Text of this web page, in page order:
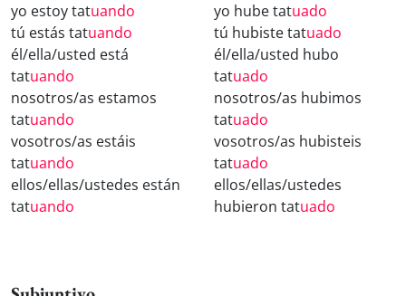
yo estoy tatuando
tú estás tatuando
él/ella/usted está
tatuando
nosotros/as estamos
tatuando
vosotros/as estáis
tatuando
ellos/ellas/ustedes están
tatuando
yo hube tatuado
tú hubiste tatuado
él/ella/usted hubo
tatuado
nosotros/as hubimos
tatuado
vosotros/as hubisteis
tatuado
ellos/ellas/ustedes
hubieron tatuado